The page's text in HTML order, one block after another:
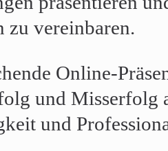
zu vereinbaren.
Online-
und Misserfolg
und